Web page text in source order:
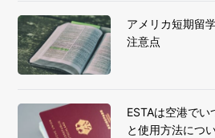
アメリカ短期留
注意点
ESTAは空港で
と使用方法につ